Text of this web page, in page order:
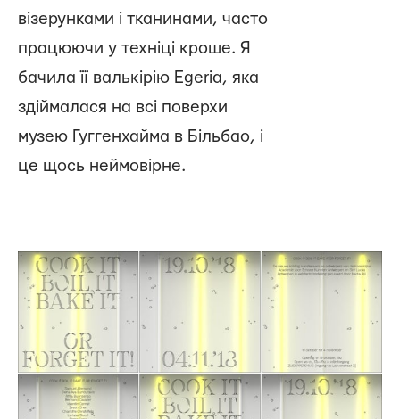
візерунками і тканинами, часто
працюючи у техніці кроше. Я
бачила її валькірію Egeria, яка
здіймалася на всі поверхи
музею Гуггенхайма в Більбао, і
це щось неймовірне.